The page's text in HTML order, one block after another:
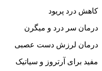
کاهش درد پریود
درمان سر درد و میگرن
درمان لرزش دست عصبی
مفید برای آرتروز و سیاتیک